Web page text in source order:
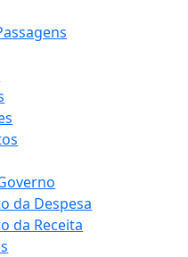
da Despesa
da Receita